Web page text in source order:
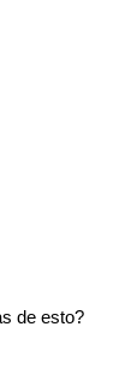
de esto?